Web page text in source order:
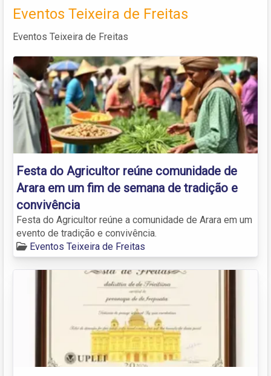
Eventos Teixeira de Freitas
Eventos Teixeira de Freitas
Festa do Agricultor reúne comunidade de
Arara em um fim de semana de tradição e
convivência
Festa do Agricultor reúne a comunidade de Arara em um
evento de tradição e convivência.
Eventos Teixeira de Freitas